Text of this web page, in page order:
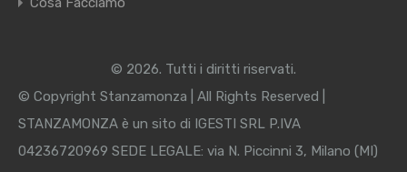
© 2026. Tutti i diritti riservati.
© Copyright Stanzamonza | All Rights Reserved |
STANZAMONZA è un sito di IGESTI SRL P.IVA
04236720969 SEDE LEGALE: via N. Piccinni 3, Milano (MI)